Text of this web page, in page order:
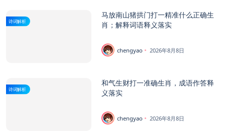
诗词解析
马放南山猪拱门打一精准什么正确生
肖；解释词语释义落实
chengyao 2026年8月8日
诗词解析
和气生财打一准确生肖，成语作答释
义落实
chengyao 2026年8月8日